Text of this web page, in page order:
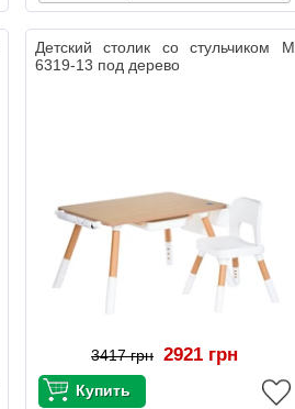
Детский столик со стульчиком M
6319-13 под дерево
3417 грн 2921 грн